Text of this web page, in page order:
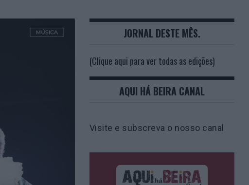
JORNAL DESTE MÊS.
(Clique aqui para ver todas as edições)
AQUI HÁ BEIRA CANAL
Visite e subscreva o nosso canal